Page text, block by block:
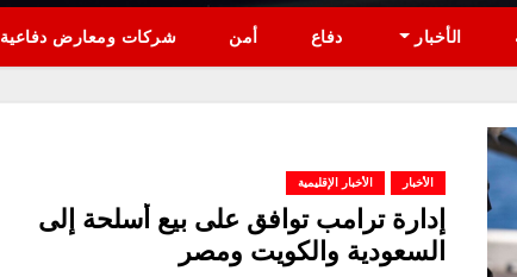
الأخبار دفاع أمن شركات ومعارض دفاعية
الأخبار الأخبار الإقليمية
إدارة ترامب توافق على بيع أسلحة إلى
السعودية والكويت ومصر